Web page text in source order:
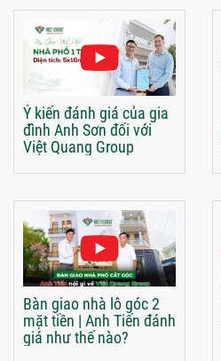
Ý kiến đánh giá của gia
đình Anh Sơn đối với
Việt Quang Group
Bàn giao nhà lô góc 2
mặt tiền | Anh Tiến đánh
giá như thế nào?